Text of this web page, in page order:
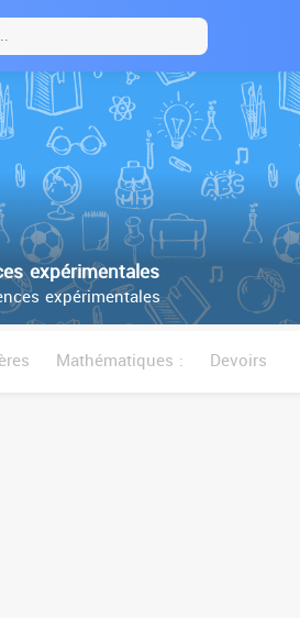
expérimentales
expérimentales
Mathématiques : Devoirs